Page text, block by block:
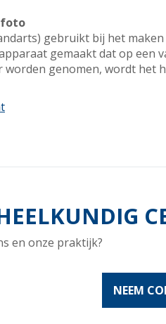
foto
gebruikt bij het
gemaakt dat op een
worden genomen, wordt het
en onze praktijk?
NEEM